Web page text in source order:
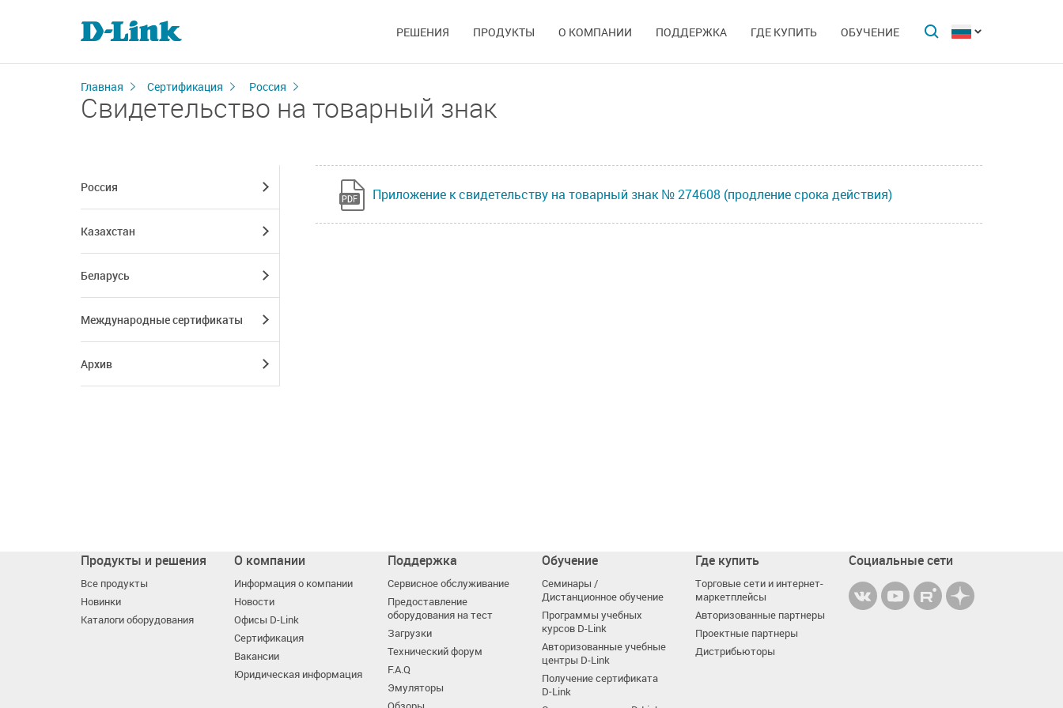
РЕШЕНИЯ ПРОДУКТЫ О КОМПАНИИ ПОДДЕРЖКА ГДЕ КУПИТЬ ОБУЧЕНИЕ
Главная Сертификация Россия
Свидетельство на товарный знак
Россия
Казахстан
Беларусь
Международные сертификаты
Архив
Приложение к свидетельству на товарный знак № 274608 (продление срока действия)
Продукты и решения
Все продукты
Новинки
Каталоги оборудования
О компании
Информация о компании
Новости
Офисы D-Link
Сертификация
Вакансии
Юридическая информация
Поддержка
Сервисное обслуживание
Предоставление
оборудования на тест
Загрузки
Технический форум
F.A.Q
Эмуляторы
Обучение
Семинары /
Дистанционное обучение
Программы учебных
курсов D-Link
Авторизованные учебные
центры D-Link
Получение сертификата
D‑Link
Где купить
Торговые сети и интернет-
маркетплейсы
Авторизованные партнеры
Проектные партнеры
Дистрибьюторы
Социальные сети